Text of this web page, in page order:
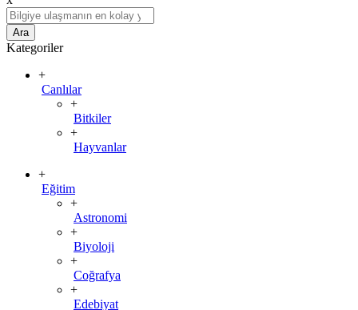
Ara
Kategoriler
+
Canlılar
+
Bitkiler
+
Hayvanlar
+
Eğitim
+
Astronomi
+
Biyoloji
+
Coğrafya
+
Edebiyat